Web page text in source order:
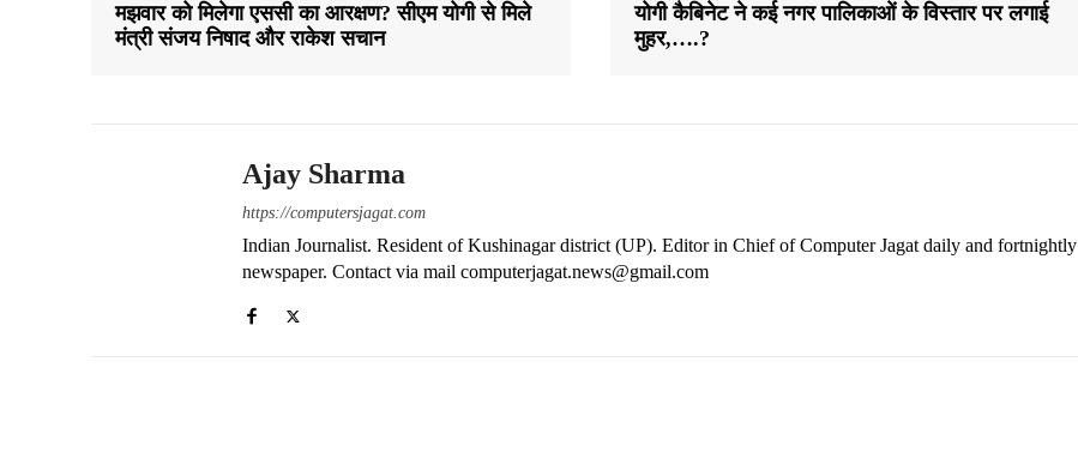
मझवार को मिलेगा एससी का आरक्षण? सीएम योगी से मिले
मंत्री संजय निषाद और राकेश सचान
योगी कैबिनेट ने कई नगर पालिकाओं के विस्‍तार पर लगाई
मुहर,….?
Ajay Sharma
https://computersjagat.com
Indian Journalist. Resident of Kushinagar district (UP). Editor in Chief of Computer Jagat daily and fortnightly
newspaper. Contact via mail computerjagat.news@gmail.com